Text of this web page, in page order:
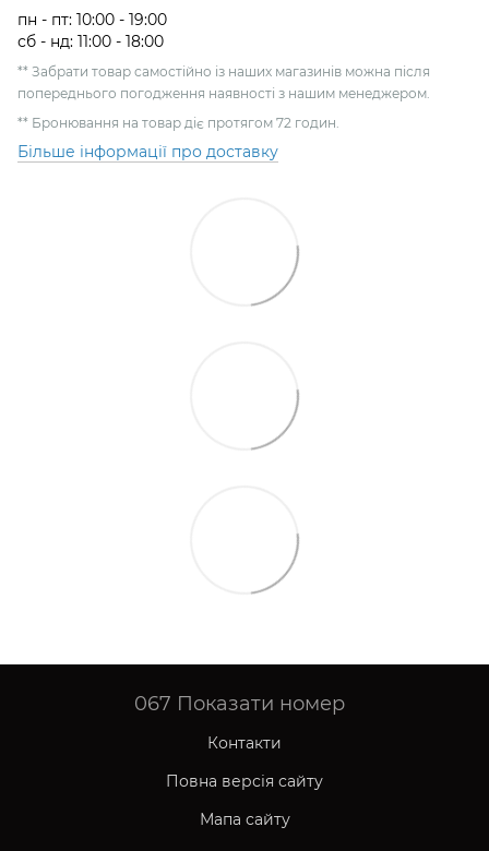
пн - пт: 10:00 - 19:00
сб - нд: 11:00 - 18:00
** Забрати товар самостійно із наших магазинів можна після
попереднього погодження наявності з нашим менеджером.
** Бронювання на товар діє протягом 72 годин.
Більше інформації про доставку
067 Показати номер
Контакти
Повна версія сайту
Мапа сайту